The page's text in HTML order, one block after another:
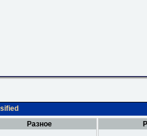
Разное